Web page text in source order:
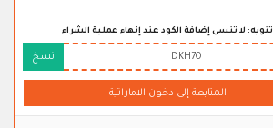
تنويه: لا تنسى إضافة الكود عند إنهاء عملية الشراء
DKH70 نسخ
المتابعة إلى دخون الاماراتية